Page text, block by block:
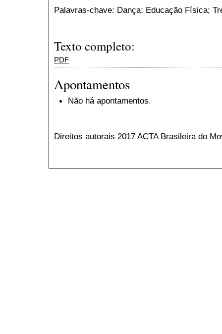
Palavras-chave: Dança; Educação Física;
Texto completo:
PDF
Apontamentos
Não há apontamentos.
Direitos autorais 2017 ACTA Brasileira do